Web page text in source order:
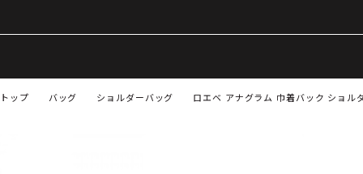
トップ ロエベ アナグラム 巾着バック ショル
バッグ ショルダーバッグ